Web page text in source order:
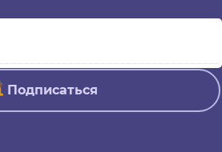
Подписаться